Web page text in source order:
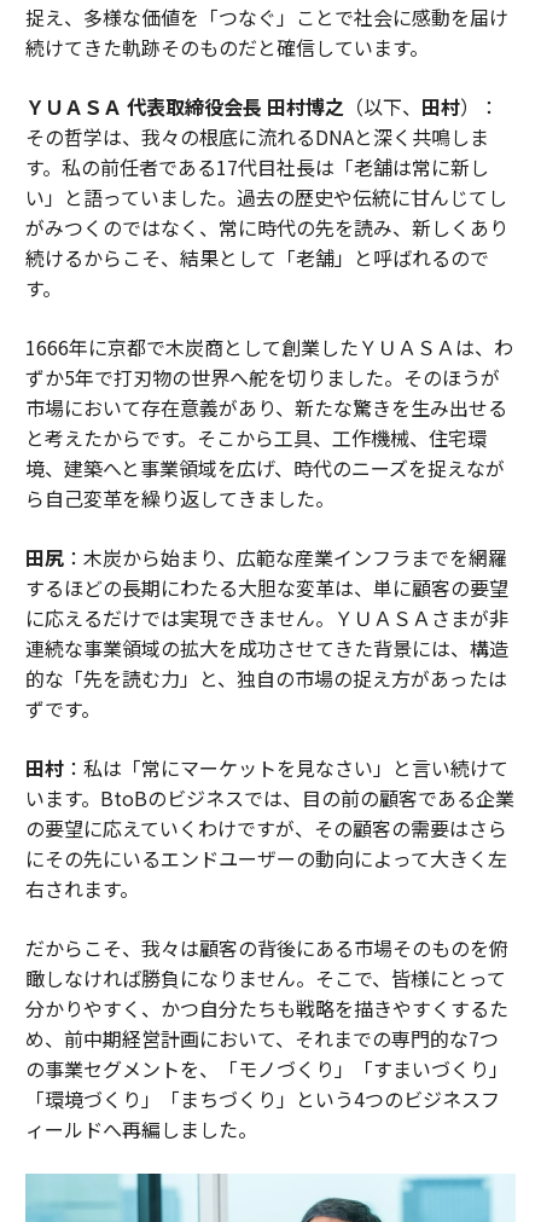
捉え、多様な価値を「つなぐ」ことで社会に感動を届け
続けてきた軌跡そのものだと確信しています。
ＹＵＡＳＡ 代表取締役会長 田村博之 （以下、 田村）：
その哲学は、我々の根底に流れるDNAと深く共鳴しま
す。私の前任者である17代目社長は「老舗は常に新し
い」と語っていました。過去の歴史や伝統に甘んじてし
がみつくのではなく、常に時代の先を読み、新しくあり
続けるからこそ、結果として「老舗」と呼ばれるので
す。
1666年に京都で木炭商として創業したＹＵＡＳＡは、わ
ずか5年で打刃物の世界へ舵を切りました。そのほうが
市場において存在意義があり、新たな驚きを生み出せる
と考えたからです。そこから工具、工作機械、住宅環
境、建築へと事業領域を広げ、時代のニーズを捉えなが
ら自己変革を繰り返してきました。
田尻：木炭から始まり、広範な産業インフラまでを網羅
するほどの長期にわたる大胆な変革は、単に顧客の要望
に応えるだけでは実現できません。ＹＵＡＳＡさまが非
連続な事業領域の拡大を成功させてきた背景には、構造
的な「先を読む力」と、独自の市場の捉え方があったは
ずです。
田村：私は「常にマーケットを見なさい」と言い続けて
います。BtoBのビジネスでは、目の前の顧客である企業
の要望に応えていくわけですが、その顧客の需要はさら
にその先にいるエンドユーザーの動向によって大きく左
右されます。
だからこそ、我々は顧客の背後にある市場そのものを俯
瞰しなければ勝負になりません。そこで、皆様にとって
分かりやすく、かつ自分たちも戦略を描きやすくするた
め、前中期経営計画において、それまでの専門的な7つ
の事業セグメントを、「モノづくり」「すまいづくり」
「環境づくり」「まちづくり」という4つのビジネスフ
ィールドへ再編しました。